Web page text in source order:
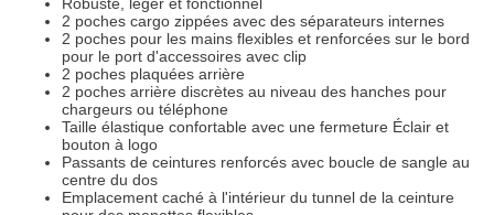
2 poches cargo zippées avec des séparateurs internes
2 poches pour les mains flexibles et renforcées sur le bord
pour le port d'accessoires avec clip
2 poches plaquées arrière
2 poches arrière discrètes au niveau des hanches pour
chargeurs ou téléphone
Taille élastique confortable avec une fermeture Éclair et
bouton à logo
Passants de ceintures renforcés avec boucle de sangle au
centre du dos
Emplacement caché à l'intérieur du tunnel de la ceinture